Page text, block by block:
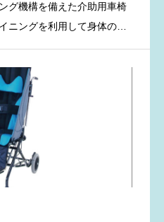
グ機構を備えた介助用車椅
ニングを利用して身体の屈
てしっかりと身体を伸ばし